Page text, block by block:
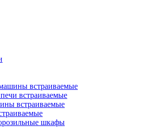
встраиваемые
встраиваемые
встраиваемые
шкафы